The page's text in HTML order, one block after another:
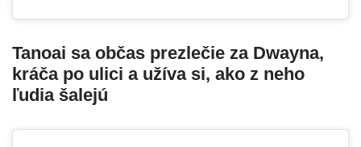
Tanoai sa občas prezlečie za Dwayna,
kráča po ulici a užíva si, ako z neho
ľudia šalejú